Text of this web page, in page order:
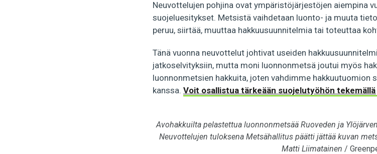
Neuvottelujen pohjina ovat ympäristöjärjestöjen aiempina
suojeluesitykset. Metsistä vaihdetaan luonto- ja muuta
peruu, siirtää, muuttaa hakkuusuunnitelmia tai toteuttaa
Tänä vuonna neuvottelut johtivat useiden
jatkoselvityksiin, mutta moni luonnonmetsä joutui myös
luonnonmetsien hakkuita, joten vahdimme hakkuutuomion
kanssa. Voit osallistua tärkeään suojelutyöhön
Avohakkuilta pelastettua luonnonmetsää Ruoveden ja
Neuvottelujen tuloksena Metsähallitus päätti jättää kuvan
Matti Liimatainen /